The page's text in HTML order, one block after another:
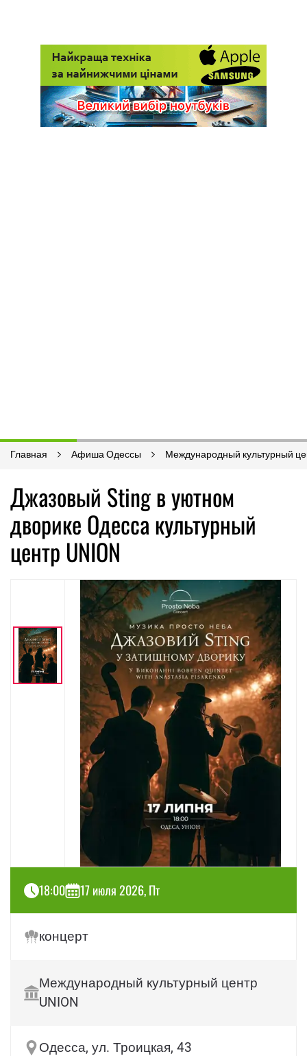
Главная Афиша Одессы Международный культурный
Джазовый Sting в уютном
дворике Одесса культурный
центр UNION
18:00 17 июля 2026, Пт
концерт
Международный культурный центр
UNION
Одесса, ул. Троицкая, 43